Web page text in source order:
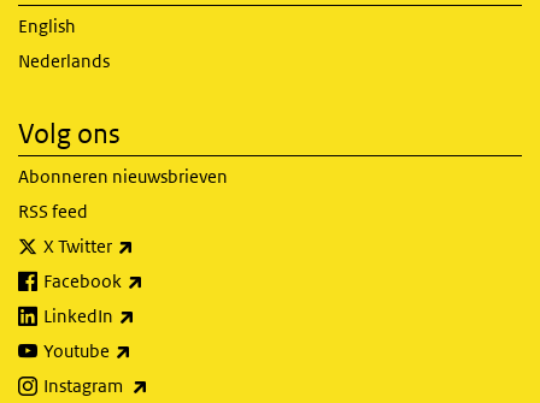
English
Nederlands
Volg ons
Abonneren nieuwsbrieven
RSS feed
X Twitter
Facebook
LinkedIn
Youtube
Instagram